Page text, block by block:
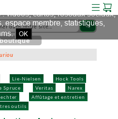
search
Lie-Nielsen
Hock Tools
Spruce Veritas
Narex
Affûtage et entretien
outils
collectent des cookies pour
vidéos, cartes, réseaux sociaux,
espace membre, statistiques,
OK